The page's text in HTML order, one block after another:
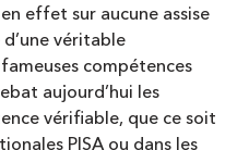
effet sur aucune assise
véritable
compétences
aujourd’hui les
vérifiable, que ce soit
PISA ou dans les